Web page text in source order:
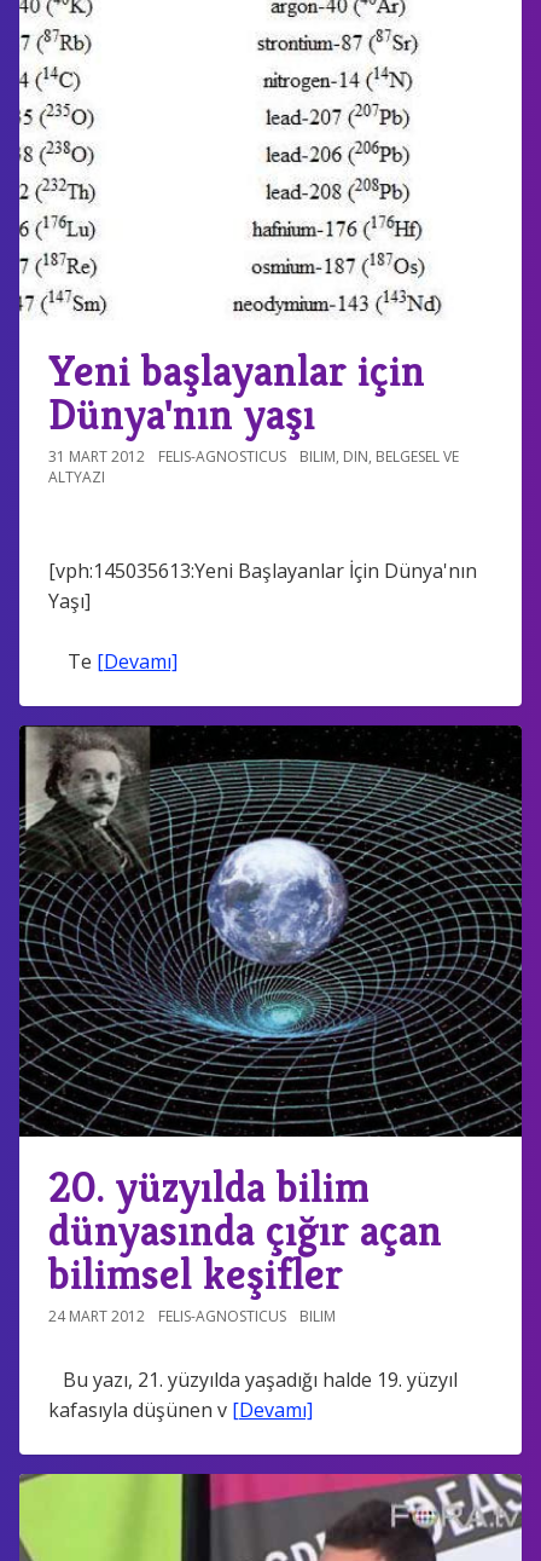
Yeni başlayanlar için
Dünya'nın yaşı
31 MART 2012 FELIS-AGNOSTICUS BILIM, DIN, BELGESEL VE
ALTYAZI
[vph:145035613:Yeni Başlayanlar İçin Dünya'nın
Yaşı]
Te [Devamı]
20. yüzyılda bilim
dünyasında çığır açan
bilimsel keşifler
24 MART 2012 FELIS-AGNOSTICUS BILIM
Bu yazı, 21. yüzyılda yaşadığı halde 19. yüzyıl
kafasıyla düşünen v [Devamı]